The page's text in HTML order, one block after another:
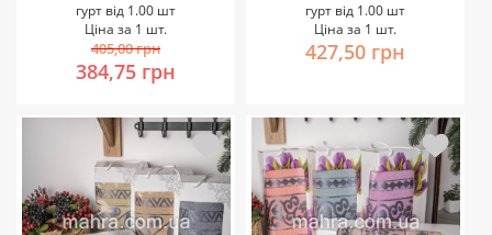
гурт від 1.00 шт
Ціна за 1 шт.
405,00 грн
384,75 грн
гурт від 1.00 шт
Ціна за 1 шт.
427,50 грн